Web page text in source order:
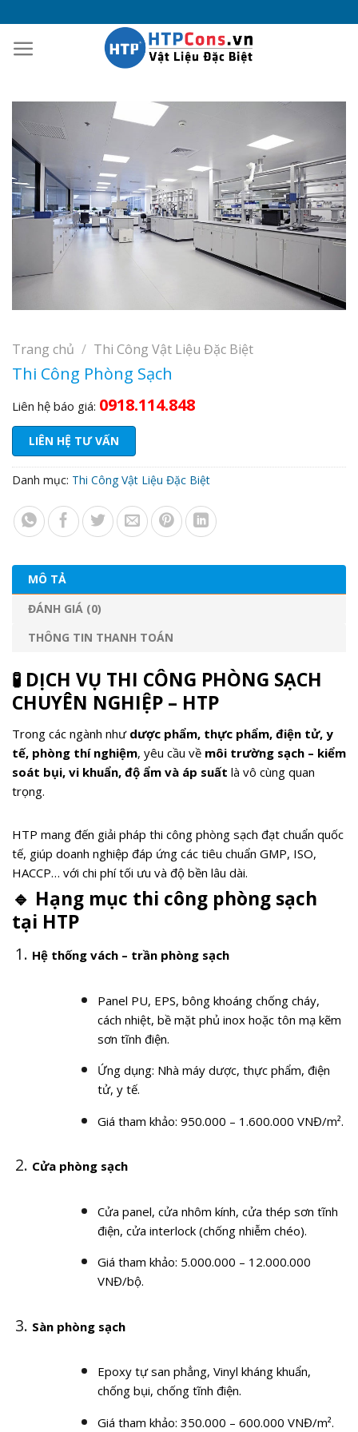
content
Trang chủ / Thi Công Vật Liệu Đặc Biệt
Thi Công Phòng Sạch
Liên hệ báo giá: 0918.114.848
LIÊN HỆ TƯ VẤN
Danh mục: Thi Công Vật Liệu Đặc Biệt
MÔ TẢ
ĐÁNH GIÁ (0)
THÔNG TIN THANH TOÁN
🧪 DỊCH VỤ THI CÔNG PHÒNG SẠCH
CHUYÊN NGHIỆP – HTP
Trong các ngành như dược phẩm, thực phẩm, điện tử, y
tế, phòng thí nghiệm, yêu cầu về môi trường sạch – kiểm
soát bụi, vi khuẩn, độ ẩm và áp suất là vô cùng quan
trọng.
HTP mang đến giải pháp thi công phòng sạch đạt chuẩn quốc
tế, giúp doanh nghiệp đáp ứng các tiêu chuẩn GMP, ISO,
HACCP… với chi phí tối ưu và độ bền lâu dài.
🔹 Hạng mục thi công phòng sạch
tại HTP
Hệ thống vách – trần phòng sạch
Panel PU, EPS, bông khoáng chống cháy,
cách nhiệt, bề mặt phủ inox hoặc tôn mạ kẽm
sơn tĩnh điện.
Ứng dụng: Nhà máy dược, thực phẩm, điện
tử, y tế.
Giá tham khảo: 950.000 – 1.600.000 VNĐ/m².
Cửa phòng sạch
Cửa panel, cửa nhôm kính, cửa thép sơn tĩnh
điện, cửa interlock (chống nhiễm chéo).
Giá tham khảo: 5.000.000 – 12.000.000
VNĐ/bộ.
Sàn phòng sạch
Epoxy tự san phẳng, Vinyl kháng khuẩn,
chống bụi, chống tĩnh điện.
Giá tham khảo: 350.000 – 600.000 VNĐ/m².